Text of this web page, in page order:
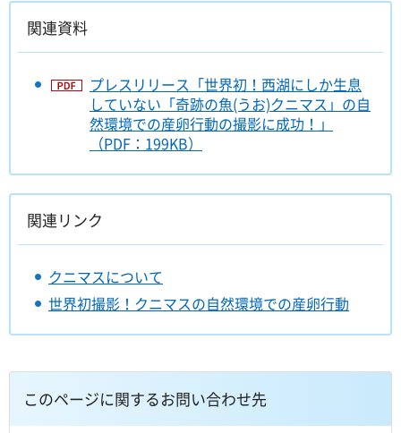
関連資料
プレスリリース「世界初！西湖にしか生息
していない「奇跡の魚(うお)クニマス」の自
然環境での産卵行動の撮影に成功！」
（PDF：199KB）
関連リンク
クニマスについて
世界初撮影！クニマスの自然環境での産卵行動
このページに関するお問い合わせ先